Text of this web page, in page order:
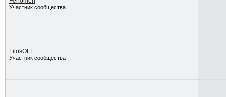
Участник сообщества
FilosOFF
Участник сообщества